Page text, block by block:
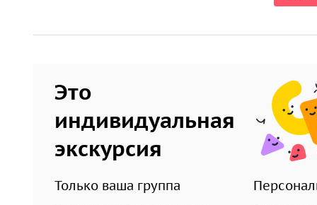
Это
индивидуальная
экскурсия
Только ваша группа